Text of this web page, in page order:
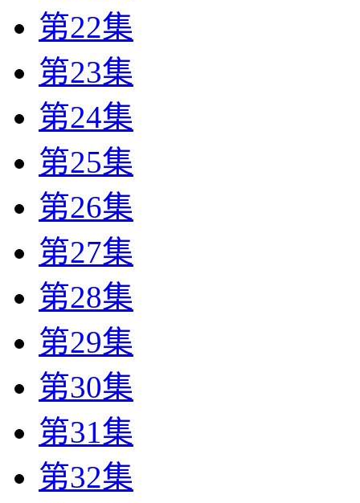
第22集
第23集
第24集
第25集
第26集
第27集
第28集
第29集
第30集
第31集
第32集